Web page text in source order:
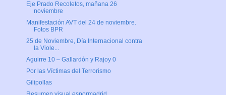
Eje Prado Recoletos, mañana 26
noviembre
Manifestación AVT del 24 de noviembre.
Fotos BPR
25 de Noviembre, Día Internacional contra
la Viole...
Aguirre 10 – Gallardón y Rajoy 0
Por las Víctimas del Terrorismo
Gilipollas